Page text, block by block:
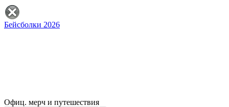
Бейсболки 2026
Офиц. мерч и путешествия